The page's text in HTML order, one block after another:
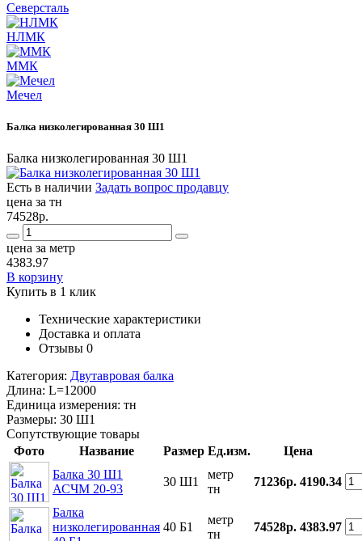
Северсталь
НЛМК
ММК
Мечел
Балка низколегированная 30 Ш1
Балка низколегированная 30 Ш1
Есть в наличии Задать вопрос продавцу
цена за тн
74528р.
цена за метр
4383.97
В корзину
Купить в 1 клик
Технические характеристики
Доставка и оплата
Отзывы 0
Категория: Двутавровая балка
Длина: L=12000
Единица измерения: тн
Размеры: 30 Ш1
Сопутствующие товары
Фото
Название Размер Ед.изм.
Цена
Балка 30 Ш1
АСЧМ 20-93
30 Ш1
метр
тн
71236р. 4190.34
Балка
низколегированная 40 Б1
метр
тн
74528р. 4383.97